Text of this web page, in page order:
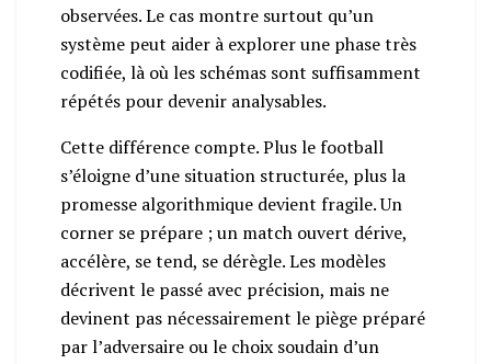
observées. Le cas montre surtout qu’un
système peut aider à explorer une phase très
codifiée, là où les schémas sont suffisamment
répétés pour devenir analysables.
Cette différence compte. Plus le football
s’éloigne d’une situation structurée, plus la
promesse algorithmique devient fragile. Un
corner se prépare ; un match ouvert dérive,
accélère, se tend, se dérègle. Les modèles
décrivent le passé avec précision, mais ne
devinent pas nécessairement le piège préparé
par l’adversaire ou le choix soudain d’un